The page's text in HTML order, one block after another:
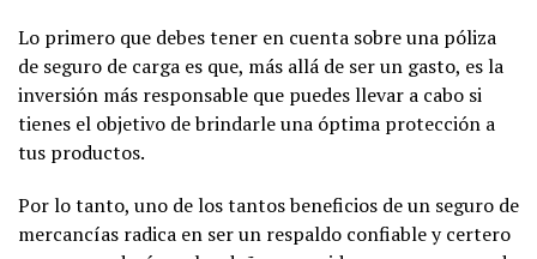
Lo primero que debes tener en cuenta sobre una póliza
de seguro de carga es que, más allá de ser un gasto, es la
inversión más responsable que puedes llevar a cabo si
tienes el objetivo de brindarle una óptima protección a
tus productos.
Por lo tanto, uno de los tantos beneficios de un seguro de
mercancías radica en ser un respaldo confiable y certero